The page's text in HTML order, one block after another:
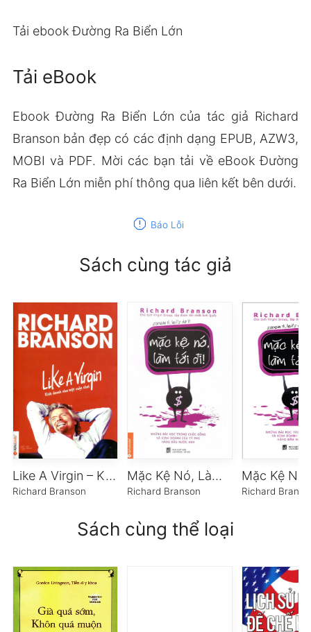
Tải ebook Đường Ra Biển Lớn
Tải eBook
Ebook Đường Ra Biển Lớn của tác giả Richard
Branson bản đẹp có các định dạng EPUB, AZW3,
MOBI và PDF. Mời các bạn tải về eBook Đường
Ra Biển Lớn miễn phí thông qua liên kết bên dưới.
report Báo Lỗi
Sách cùng tác giả
Like A Virgin – Kinh Doanh Như Một Cuộc Chơi
Richard Branson
Mặc Kệ Nó, Làm Tới Đi!
Richard Branson Richard
Sách cùng thể loại